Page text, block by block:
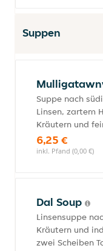
Suppen
Suppe nach
Linsen, zartem
Kräutern und
6,25 €
inkl. Pfand (0,00 €)
Dal Soup
Linsensuppe
Kräutern und
zwei Scheiben